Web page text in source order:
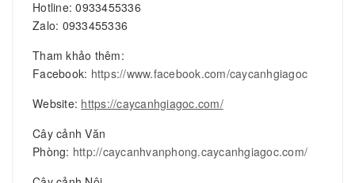
Hotline: 0933455336
Zalo: 0933455336
Tham khảo thêm:
Facebook: https://www.facebook.com/caycanhgiagoc
Website: https://caycanhgiagoc.com/
Cây cảnh Văn
Phòng: http://caycanhvanphong.caycanhgiagoc.com/